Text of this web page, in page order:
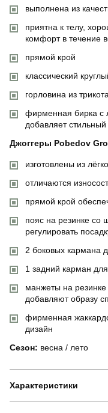
выполнена из
приятна к телу,
комфорт в течение
прямой крой
классический
горловина из
фирменная бирка с
добавляет стильный
Джоггеры Pobedov
изготовлены из
отличаются
прямой крой
пояс на резинке со
регулировать
2 боковых кармана
1 задний карман
манжеты на резинке
добавляют образу
фирменная
дизайн
Сезон: весна / лето
Характеристики